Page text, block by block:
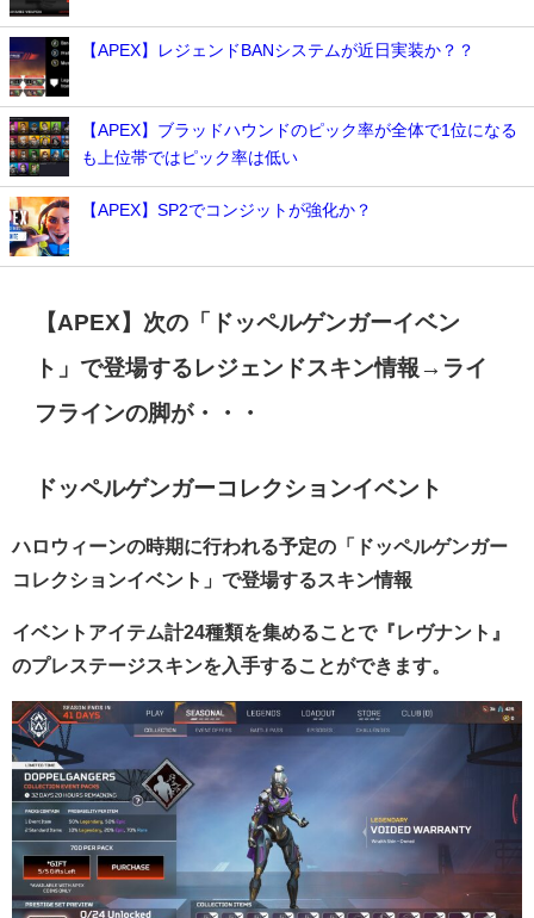
【APEX】レジェンドBANシステムが近日実装か？？
【APEX】ブラッドハウンドのピック率が全体で1位になる
も上位帯ではピック率は低い
【APEX】SP2でコンジットが強化か？
【APEX】次の「ドッペルゲンガーイベン
ト」で登場するレジェンドスキン情報→ライ
フラインの脚が・・・
ドッペルゲンガーコレクションイベント
ハロウィーンの時期に行われる予定の「ドッペルゲンガー
コレクションイベント」で登場するスキン情報
イベントアイテム計24種類を集めることで『レヴナント』
のプレステージスキンを入手することができます。